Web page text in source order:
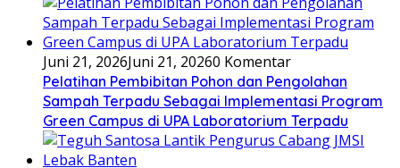
Juni 21, 2026Juni 21, 20260 Komentar
Pelatihan Pembibitan Pohon dan Pengolahan
Sampah Terpadu Sebagai Implementasi Program
Green Campus di UPA Laboratorium Terpadu